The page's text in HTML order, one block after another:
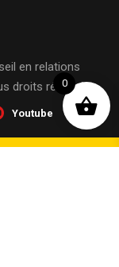
en relations
droits réservés
Youtube
0